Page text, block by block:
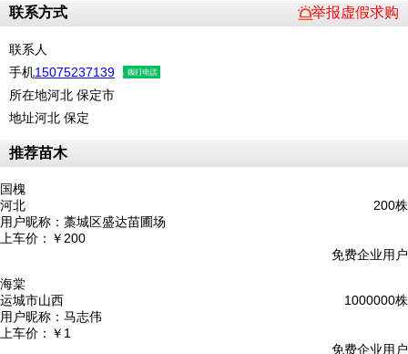
举报虚假求购
联系方式
联系人
手机15075237139
所在地河北 保定市
地址河北 保定
推荐苗木
国槐
200株
河北
用户昵称： 藁城区盛达苗圃场
上车价： ￥200
免费企业用户
海棠
1000000株
运城市山西
用户昵称： 马志伟
上车价： ￥1
免费企业用户